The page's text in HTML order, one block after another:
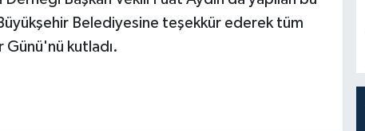
Belediyesine teşekkür ederek tüm
Günü'nü kutladı.